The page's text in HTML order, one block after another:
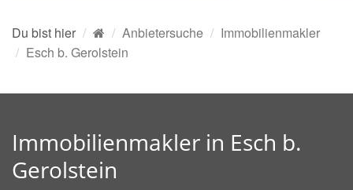
Du bist hier Anbietersuche
Immobilienmakler
Esch b. Gerolstein
Immobilienmakler in Esch b.
Gerolstein